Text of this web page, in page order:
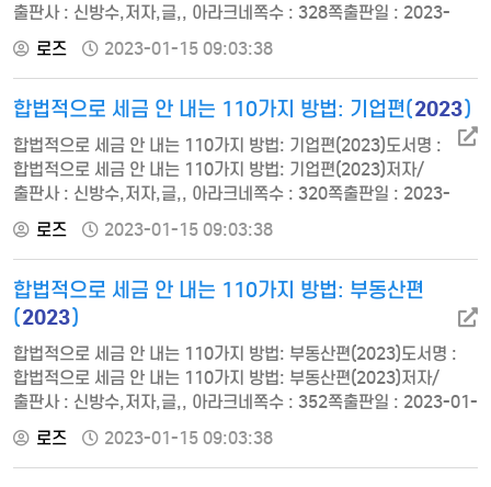
출판사 : 신방수,저자,글,, 아라크네쪽수 : 328쪽출판일 : 2023-
01-05ISBN : 9791157747320정가 : 19000서문 절세 전략 잘
세워 부자 되세요!chapter 01 세금 원리, 알면 알수록 돈
벌어요절세의 첫걸음, 세테크를 이해하라｜세테크 마인드를
키우자｜세금 줄이는 원리를 깨닫자｜세율, 세금 덜 내는 그만의
노하우chapter 02 또 하나의 보너스, 연말정산을 챙겨라연…
로즈 2023-01-15 09:03:38
합법적으로 세금 안 내는 110가지 방법: 기업편(2023)
합법적으로 세금 안 내는 110가지 방법: 기업편(2023)도서명 :
합법적으로 세금 안 내는 110가지 방법: 기업편(2023)저자/
출판사 : 신방수,저자,글,, 아라크네쪽수 : 320쪽출판일 : 2023-
01-05ISBN : 9791157747337정가 : 19000서문 절세 전략 잘
세워 부자 되세요!chapter 01 창업할 때 이런 점에
주의하라사업자등록, 혼자서도 할 수 있다│간이과세자로
신청하면 어떤 점이 좋을까?│국세청이 두렵지 않은 세무 기초
세우기│세금 줄이기, 까다롭지 않아요│세금 줄이는 원리를
로즈 2023-01-15 09:03:38
합법적으로 세금 안 내는 110가지 방법: 부동산편
(2023)
합법적으로 세금 안 내는 110가지 방법: 부동산편(2023)도서명 :
합법적으로 세금 안 내는 110가지 방법: 부동산편(2023)저자/
출판사 : 신방수,저자,글,, 아라크네쪽수 : 352쪽출판일 : 2023-01-
05ISBN : 9791157747344정가 : 19000서문 절세 전략 잘 세워
부자 되세요!chapter 01 부동산 증세의 시대지금까지의 부동산
세금 지식은 버려라│부동산 세금 부과 기준, 이것부터 챙겨 두자│
로즈 2023-01-15 09:03:38